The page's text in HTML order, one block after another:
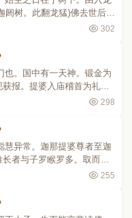
阏树。此翻龙猛)佛去世后七
韦陀典。有四万偈。偈各
302
也。国中有一天神。锻金为
报。提婆入庙稽首为礼。
偃服群类。而假金宝为 298
慧异常。迦那提婆尊者至迦
者与子罗睺罗多。取而食
其宿因。遂至其家谓之 255